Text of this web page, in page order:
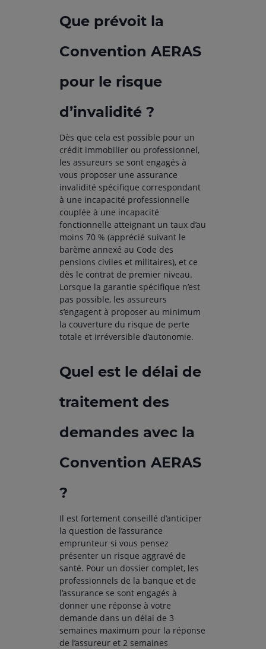
Que prévoit la
Convention AERAS
pour le risque
d’invalidité ?
Dès que cela est possible pour un
crédit immobilier ou professionnel,
les assureurs se sont engagés à
vous proposer une assurance
invalidité spécifique correspondant
à une incapacité professionnelle
couplée à une incapacité
fonctionnelle atteignant un taux d’au
moins 70 % (apprécié suivant le
barème annexé au Code des
pensions civiles et militaires), et ce
dès le contrat de premier niveau.
Lorsque la garantie spécifique n’est
pas possible, les assureurs
s’engagent à proposer au minimum
la couverture du risque de perte
totale et irréversible d’autonomie.
Quel est le délai de
traitement des
demandes avec la
Convention AERAS
?
Il est fortement conseillé d’anticiper
la question de l’assurance
emprunteur si vous pensez
présenter un risque aggravé de
santé. Pour un dossier complet, les
professionnels de la banque et de
l’assurance se sont engagés à
donner une réponse à votre
demande dans un délai de 3
semaines maximum pour la réponse
de l’assureur et 2 semaines